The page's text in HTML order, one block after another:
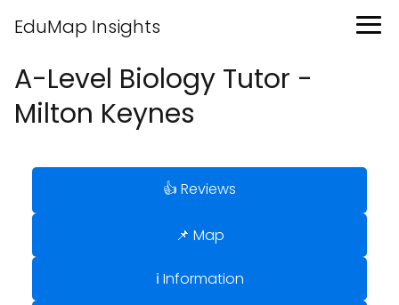
EduMap Insights
A-Level Biology Tutor -
Milton Keynes
👍 Reviews
📌 Map
ℹ️ Information